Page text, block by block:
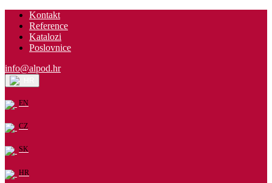
Kontakt
Reference
Katalozi
Poslovnice
info@alpod.hr
EN
CZ
SK
HR